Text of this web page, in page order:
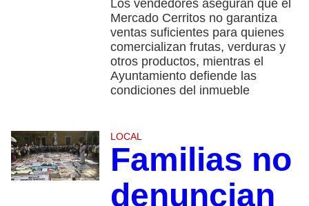
Los vendedores aseguran que el
Mercado Cerritos no garantiza
ventas suficientes para quienes
comercializan frutas, verduras y
otros productos, mientras el
Ayuntamiento defiende las
condiciones del inmueble
LOCAL
Familias no
denuncian